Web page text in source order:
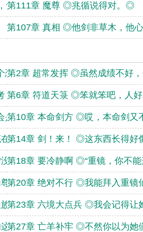
也弥足珍
第111章 魔尊 ◎兆循说得对。◎
第107章 真相 ◎他剑非草木，他
恐怖的梦
第2章 超常发挥 ◎虽然成绩不好
！◎
第6章 符道天箓 ◎笨就笨吧，人
是我师尊
第10章 本命剑方 ◎哎，本命剑又
紧急些
第14章 剑！来！ ◎这东西长得好
用它。
第18章 要冷静啊 ◎“重镜，你不能
门下吗
第20章 绝对不行 ◎我能拜入重镜
朋友们
第23章 六境大点兵 ◎我会记得让
些东西
第27章 亡羊补牢 ◎不然你以为她